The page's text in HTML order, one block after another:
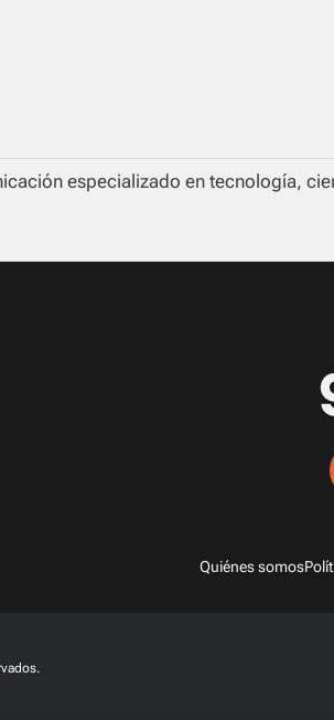
especializado en tecnología,
Quiénes somos